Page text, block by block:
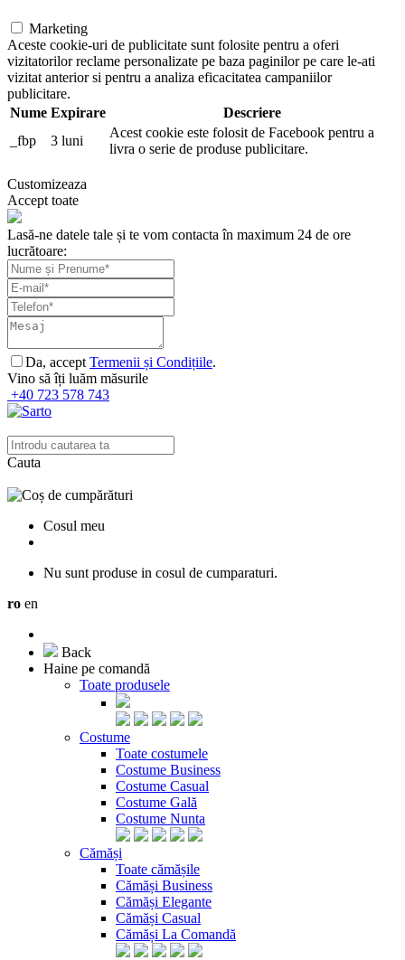
Marketing
Aceste cookie-uri de publicitate sunt folosite pentru a oferi
vizitatorilor reclame personalizate pe baza paginilor pe care le-ati
vizitat anterior si pentru a analiza eficacitatea campaniilor
publicitare.
Nume Expirare
Descriere
_fbp
3 luni
Acest cookie este folosit de Facebook pentru a
livra o serie de produse publicitare.
Customizeaza
Accept toate
Lasă-ne datele tale și te vom contacta în maximum 24 de ore
lucrătoare:
Da, accept Termenii și Condițiile.
Vino să îți luăm măsurile
+40 723 578 743
Cauta
Cosul meu
Nu sunt produse in cosul de cumparaturi.
ro en
Back
Haine pe comandă
Toate produsele
Costume
Toate costumele
Costume Business
Costume Casual
Costume Gală
Costume Nunta
Cămăși
Toate cămășile
Cămăși Business
Cămăși Elegante
Cămăși Casual
Cămăși La Comandă